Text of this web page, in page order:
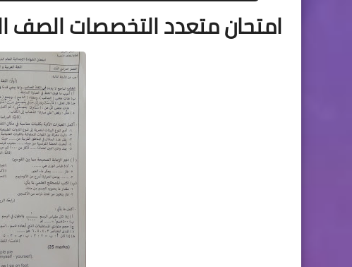
امتحان متعدد التخصصات الصف